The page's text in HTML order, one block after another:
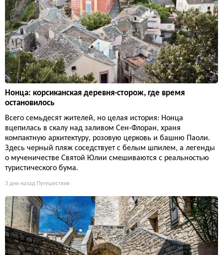
Нонца: корсиканская деревня-сторож, где время
остановилось
Всего семьдесят жителей, но целая история: Нонца
вцепилась в скалу над заливом Сен-Флоран, храня
компактную архитектуру, розовую церковь и башню Паоли.
Здесь черный пляж соседствует с белым шпилем, а легенды
о мученичестве Святой Юлии смешиваются с реальностью
туристического бума.
3 дня назад Путешествия